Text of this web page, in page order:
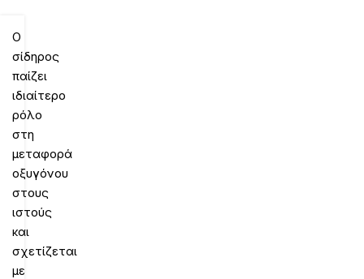
Ο
σίδηρος
παίζει
ιδιαίτερο
ρόλο
στη
μεταφορά
οξυγόνου
στους
ιστούς
και
σχετίζεται
με